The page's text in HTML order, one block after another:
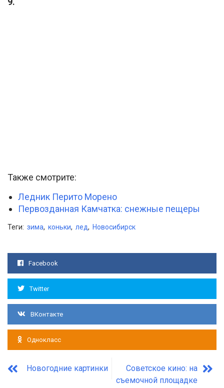
Также смотрите:
Ледник Перито Морено
Первозданная Камчатка: снежные пещеры
Теги: зима, коньки, лед, Новосибирск
Facebook
Twitter
ВКонтакте
Однокласс
Новогодние картинки
Советское кино: на
съемочной площадке